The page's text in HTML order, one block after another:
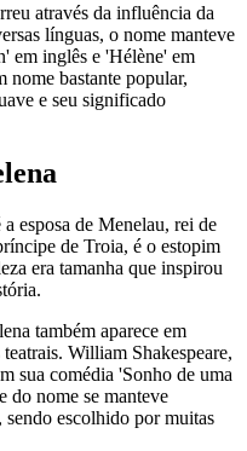
através da influência da
línguas, o nome manteve
em inglês e 'Hélène' em
nome bastante popular,
e seu significado
esposa de Menelau, rei de
de Troia, é o estopim
era tamanha que inspirou
também aparece em
William Shakespeare,
sua comédia 'Sonho de uma
do nome se manteve
sendo escolhido por muitas